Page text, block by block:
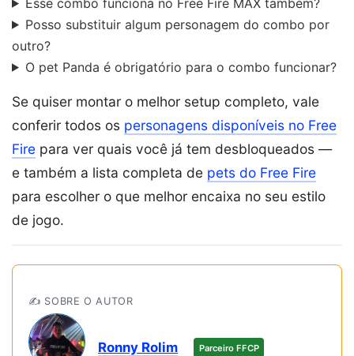
Posso substituir algum personagem do combo por
outro?
O pet Panda é obrigatório para o combo funcionar?
Se quiser montar o melhor setup completo, vale
conferir todos os personagens disponíveis no Free
Fire para ver quais você já tem desbloqueados —
e também a lista completa de pets do Free Fire
para escolher o que melhor encaixa no seu estilo
de jogo.
✍️ SOBRE O AUTOR
Ronny Rolim Parceiro FFCP